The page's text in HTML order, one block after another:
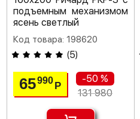
подъемным механизмом
ясень светлый
Код товара: 198620
(5)
65990Р
-50 %
131 980